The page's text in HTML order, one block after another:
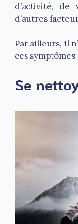
d’activité,
d’autres
Par ailleurs, il
ces
Se